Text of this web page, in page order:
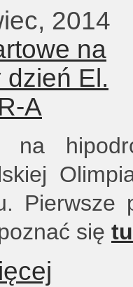
2014
się